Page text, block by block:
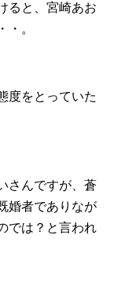
ると、宮崎あお
・。
度をとっていた
さんですが、蒼
婚者でありなが
では？と言われ